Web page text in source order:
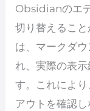
Obsidianのエ
切り替えるこ
は、マークダ
れ、実際の表
す。これによ
アウトを確認し